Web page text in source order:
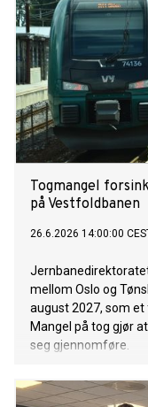
Togmangel
på Vestfoldbanen
26.6.2026 14:00:00
mellom Oslo og
august 2027, som
Mangel på tog gjør
seg gjennomføre.